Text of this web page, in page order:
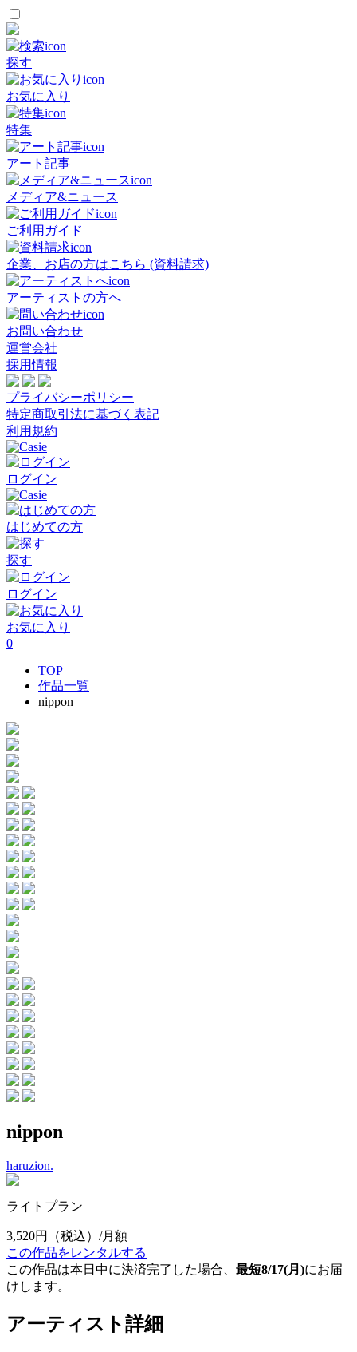
探す
お気に入り
特集
アート記事
メディア&ニュース
ご利用ガイド
企業、お店の方はこちら (資料請求)
アーティストの方へ
お問い合わせ
運営会社
採用情報
プライバシーポリシー
特定商取引法に基づく表記
利用規約
ログイン
はじめての方
探す
ログイン
お気に入り
0
TOP
作品一覧
nippon
nippon
haruzion.
ライトプラン
3,520円
（税込）/月額
この作品をレンタルする
この作品は本日中に決済完了した場合、 最短8/17(月)にお届
けします。
アーティスト詳細